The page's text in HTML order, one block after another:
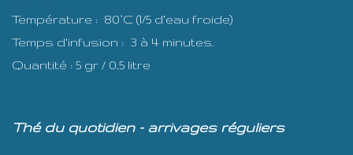
Température : 80°C (1/5 d’eau froide)
Temps d'infusion : 3 à 4 minutes.
Quantité : 5 gr / 0,5 litre
Thé du quotidien - arrivages réguliers